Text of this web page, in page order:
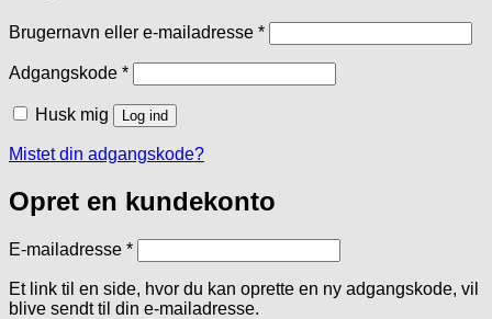
Brugernavn eller e-mailadresse *Påkrævet
Adgangskode *Påkrævet
Husk mig Log ind
Mistet din adgangskode?
Opret en kundekonto
E-mailadresse *Påkrævet
Et link til en side, hvor du kan oprette en ny adgangskode, vil
blive sendt til din e-mailadresse.